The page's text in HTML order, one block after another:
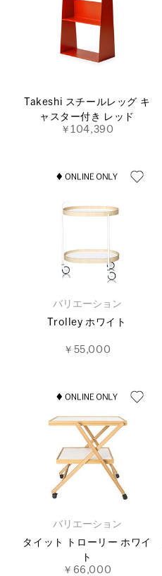
Takeshi スチールレッグ キ
ャスター付き レッド
￥104,390
バリエーション
Trolley ホワイト
￥55,000
バリエーション
タイット トローリー ホワイ
ト
￥66,000